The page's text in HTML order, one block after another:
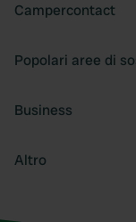
Campercontact
Popolari aree di
Business
Altro